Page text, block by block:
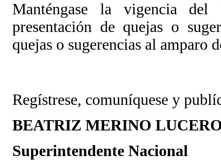
Manténgase la vigencia
presentación de quejas o
quejas o sugerencias al amparo
Regístrese, comuníquese y
BEATRIZ MERINO
Superintendente Nacional